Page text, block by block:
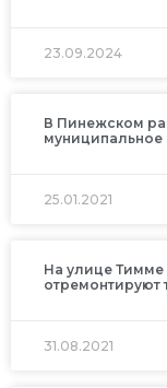
23.09.2024
В Пинежском
муниципальное
25.01.2021
На улице Тимме
отремонтируют
31.08.2021